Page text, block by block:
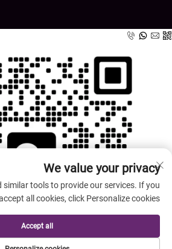
We value your privacy
similar tools to provide our services. If you
all cookies, click Personalize cookies.
Accept all